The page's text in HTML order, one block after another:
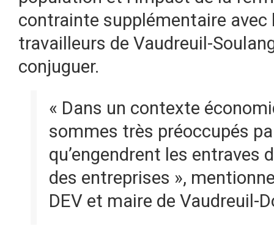
contrainte supplémentaire
travailleurs de Vaudreuil-
conjuguer.
« Dans un contexte
sommes très préoccupés
qu’engendrent les entraves
des entreprises »,
DEV et maire de Vaudreuil-